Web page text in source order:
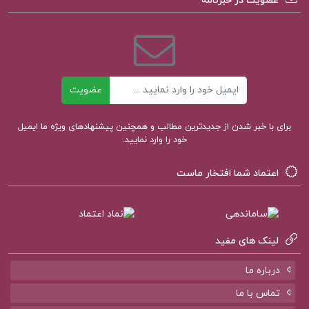
پی دی اف کتاب مجموعه آثار فروغ فرخ زاد بهنام باوند
(PDF)
کتاب الکترونیکی روان سنجی دکتر حمزه گنجی
کتاب الکترونیکی تاثیر دکتر رابرت بی سیالدینی
عضویت
برای با خبر شدن از جدیدترین مطالب و همچنین پیشنهادهای ویژه ما ایمیل
خود را وارد نمایید.
اعتماد شما افتخار ماست
لینک های مفید
درباره ما
تماس با ما